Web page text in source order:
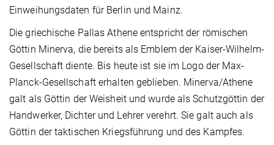
Einweihungsdaten für Berlin und Mainz.
Die griechische Pallas Athene entspricht der römischen
Göttin Minerva, die bereits als Emblem der Kaiser-Wilhelm-
Gesellschaft diente. Bis heute ist sie im Logo der Max-
Planck-Gesellschaft erhalten geblieben. Minerva/Athene
galt als Göttin der Weisheit und wurde als Schutzgöttin der
Handwerker, Dichter und Lehrer verehrt. Sie galt auch als
Göttin der taktischen Kriegsführung und des Kampfes.